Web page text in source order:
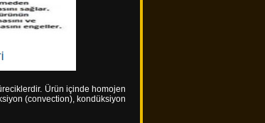
Ürün içinde homojen
(convection), kondüksiyon